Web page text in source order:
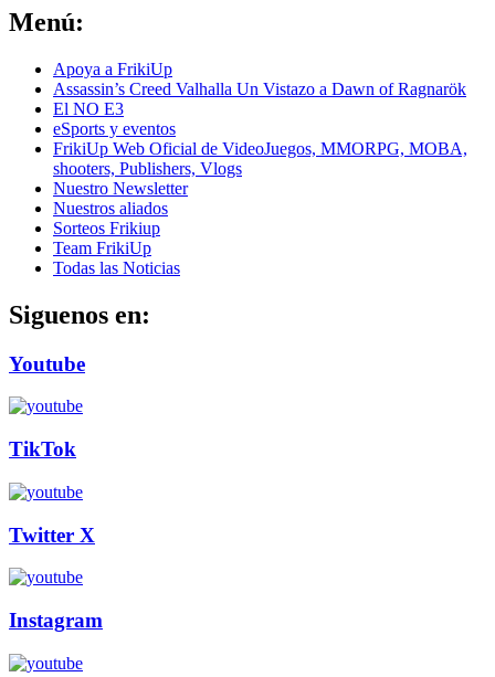
Menú:
Apoya a FrikiUp
Assassin’s Creed Valhalla Un Vistazo a Dawn of Ragnarök
El NO E3
eSports y eventos
FrikiUp Web Oficial de VideoJuegos, MMORPG, MOBA,
shooters, Publishers, Vlogs
Nuestro Newsletter
Nuestros aliados
Sorteos Frikiup
Team FrikiUp
Todas las Noticias
Siguenos en:
Youtube
TikTok
Twitter X
Instagram